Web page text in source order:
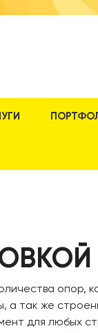
опор,
а так же
для любых